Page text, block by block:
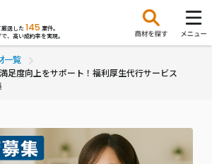
厳選した 145 案件。
、高い成約率を実現。
一覧
足度向上をサポート！福利厚生代行サービス